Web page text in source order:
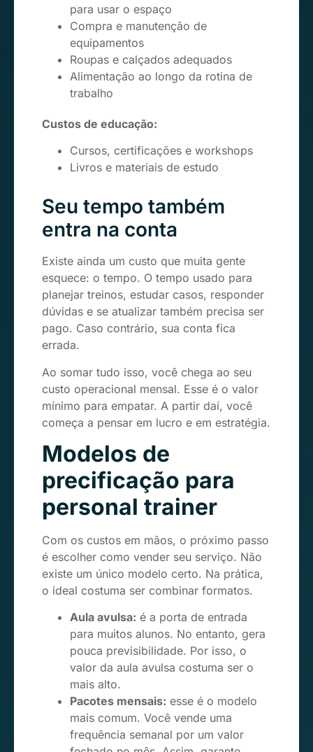
para usar o espaço
Compra e manutenção de
equipamentos
Roupas e calçados adequados
Alimentação ao longo da rotina de
trabalho
Custos de educação:
Cursos, certificações e workshops
Livros e materiais de estudo
Seu tempo também
entra na conta
Existe ainda um custo que muita gente
esquece: o tempo. O tempo usado para
planejar treinos, estudar casos, responder
dúvidas e se atualizar também precisa ser
pago. Caso contrário, sua conta fica
errada.
Ao somar tudo isso, você chega ao seu
custo operacional mensal. Esse é o valor
mínimo para empatar. A partir daí, você
começa a pensar em lucro e em estratégia.
Modelos de
precificação para
personal trainer
Com os custos em mãos, o próximo passo
é escolher como vender seu serviço. Não
existe um único modelo certo. Na prática,
o ideal costuma ser combinar formatos.
Aula avulsa: é a porta de entrada
para muitos alunos. No entanto, gera
pouca previsibilidade. Por isso, o
valor da aula avulsa costuma ser o
mais alto.
Pacotes mensais: esse é o modelo
mais comum. Você vende uma
frequência semanal por um valor